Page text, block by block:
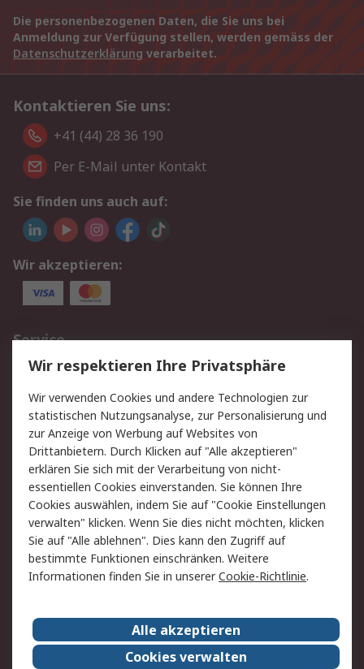
Die personenbezogenen Daten, die Sie uns bei
Anmeldung zur Verfügung stellen, werden gemäss der
Datenschutzerklärung verarbeitet.
Kontaktieren Sie uns:
+41 (44) 28 36 190
Per E-Mail unter Kontakt
Sie finden uns auch auf:
Wir akzeptieren:
Service
Value Added Services
Lieferlösungen
Rücksendungen
Kontakt
Hilfe
Rechtliches
AGB
Datenschutz
Cookie-Richtlinie
Zahlungsbedingungen
Copyright/Impressum
Über RS
Karriere bei RS
Nachhaltigkeit
Qualität/Umwelt/ZertifikatePresse-Center
Wir respektieren Ihre Privatsphäre
Wir verwenden Cookies und andere Technologien zur
statistischen Nutzungsanalyse, zur Personalisierung und
zur Anzeige von Werbung auf Websites von
Drittanbietern. Durch Klicken auf "Alle akzeptieren"
erklären Sie sich mit der Verarbeitung von nicht-
essentiellen Cookies einverstanden. Sie können Ihre
Cookies auswählen, indem Sie auf "Cookie Einstellungen
verwalten" klicken. Wenn Sie dies nicht möchten, klicken
Sie auf "Alle ablehnen". Dies kann den Zugriff auf
bestimmte Funktionen einschränken. Weitere
Informationen finden Sie in unsererCookie-Richtlinie.
Alle akzeptieren
Cookies verwalten